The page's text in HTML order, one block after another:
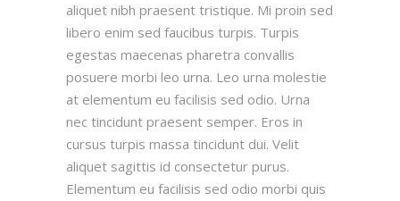
aliquet nibh praesent tristique. Mi proin sed
libero enim sed faucibus turpis. Turpis
egestas maecenas pharetra convallis
posuere morbi leo urna. Leo urna molestie
at elementum eu facilisis sed odio. Urna
nec tincidunt praesent semper. Eros in
cursus turpis massa tincidunt dui. Velit
aliquet sagittis id consectetur purus.
Elementum eu facilisis sed odio morbi quis